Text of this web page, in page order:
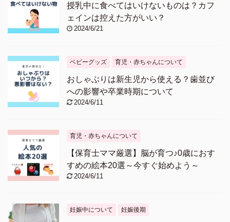
授乳中に食べてはいけないものは？カフ
ェインは控えた方がいい？
2024/6/21
ベビーグッズ 育児・赤ちゃんについて
おしゃぶりは新生児から使える？歯並び
への影響や卒業時期について
2024/6/11
育児・赤ちゃんについて
【保育士ママ厳選】脳が育つ♪0歳におす
すめの絵本20選～今すぐ始めよう～
2024/6/11
妊娠中について 妊娠後期